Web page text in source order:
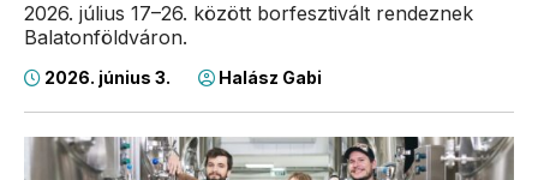
2026. július 17–26. között borfesztivált rendeznek
Balatonföldváron.
2026. június 3. Halász Gabi